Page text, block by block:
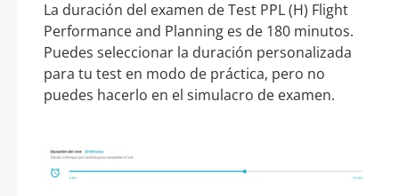
La duración del examen de Test PPL (H) Flight
Performance and Planning es de 180 minutos.
Puedes seleccionar la duración personalizada
para tu test en modo de práctica, pero no
puedes hacerlo en el simulacro de examen.